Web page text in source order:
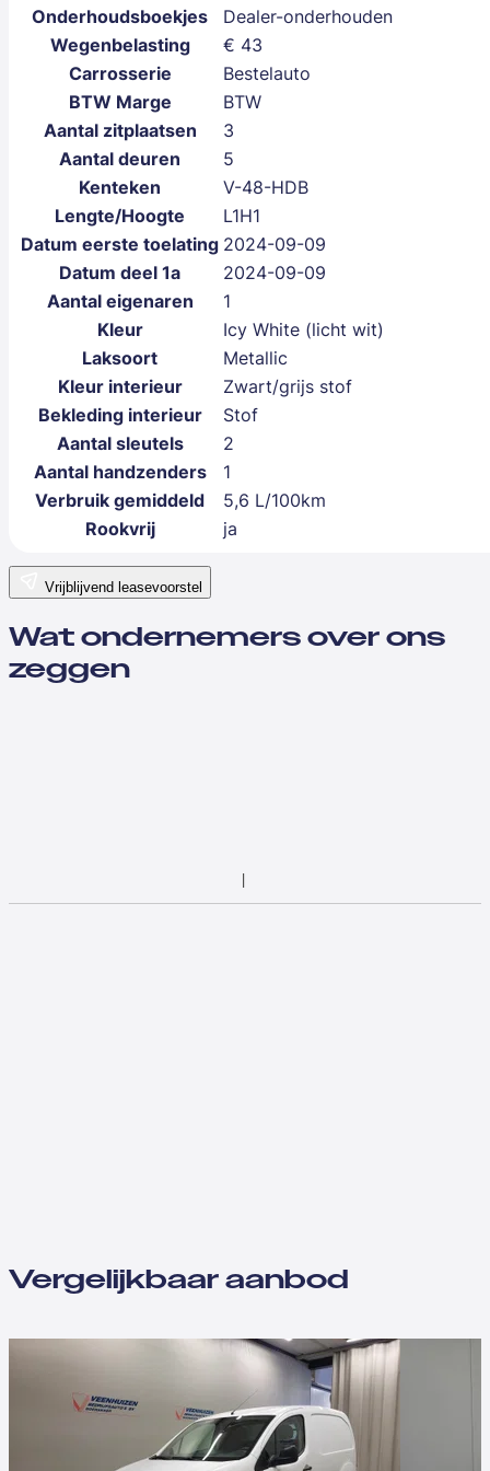
Onderhoudsboekjes
Dealer-onderhouden
Wegenbelasting
€ 43
Carrosserie
Bestelauto
BTW Marge
BTW
Aantal zitplaatsen
3
Aantal deuren
5
Kenteken
V-48-HDB
Lengte/Hoogte
L1H1
Datum eerste toelating 2024-09-09
Datum deel 1a
2024-09-09
Aantal eigenaren
1
Kleur
Icy White (licht wit)
Laksoort
Metallic
Kleur interieur
Zwart/grijs stof
Bekleding interieur
Stof
Aantal sleutels
2
Aantal handzenders
1
Verbruik gemiddeld
5,6 L/100km
Rookvrij
ja
Vrijblijvend leasevoorstel
Wat ondernemers over ons
zeggen
Vergelijkbaar aanbod